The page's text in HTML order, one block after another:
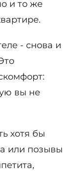
и то же
- снова и
вы не
хотя бы
или позывы